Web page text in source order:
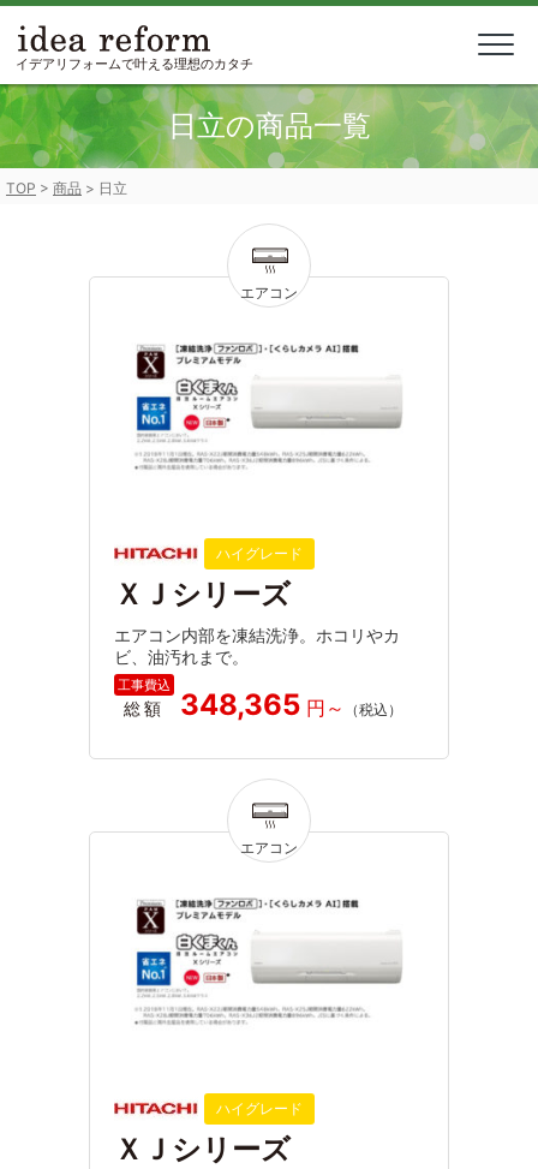
Skip
content
イデアリフォームで叶える理想のカタチ
日立の商品一覧
TOP > 商品 > 日立
ハイグレード
ＸＪシリーズ
エアコン内部を凍結洗浄。ホコリやカ
ビ、油汚れまで。
総額 348,365
ハイグレード
ＸＪシリーズ